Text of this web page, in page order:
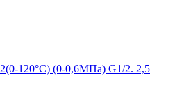
120°С) (0-0,6МПа) G1/2. 2,5